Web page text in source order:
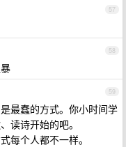
57
58
59
最蠢的方式。你小时间学
读诗开始的吧。
每个人都不一样。